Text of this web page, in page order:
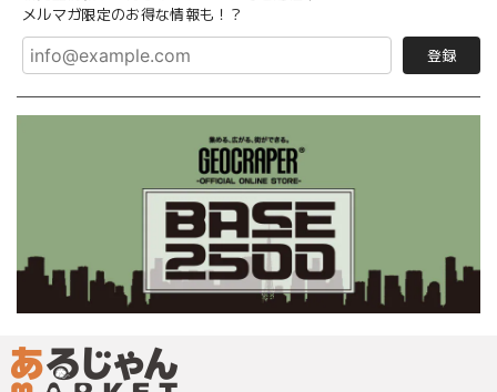
メルマガ限定のお得な情報も！？
登録